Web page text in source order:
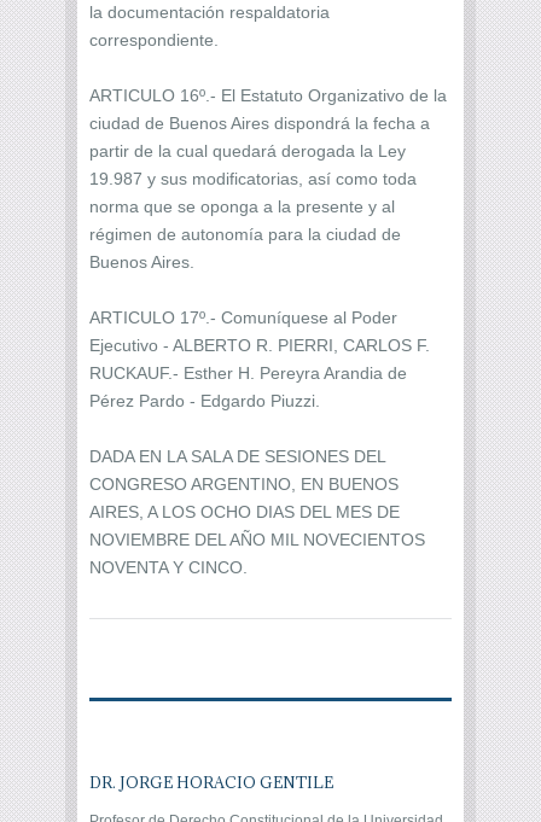
la documentación respaldatoria
correspondiente.
ARTICULO 16º.- El Estatuto Organizativo de la
ciudad de Buenos Aires dispondrá la fecha a
partir de la cual quedará derogada la Ley
19.987 y sus modificatorias, así como toda
norma que se oponga a la presente y al
régimen de autonomía para la ciudad de
Buenos Aires.
ARTICULO 17º.- Comuníquese al Poder
Ejecutivo - ALBERTO R. PIERRI, CARLOS F.
RUCKAUF.- Esther H. Pereyra Arandia de
Pérez Pardo - Edgardo Piuzzi.
DADA EN LA SALA DE SESIONES DEL
CONGRESO ARGENTINO, EN BUENOS
AIRES, A LOS OCHO DIAS DEL MES DE
NOVIEMBRE DEL AÑO MIL NOVECIENTOS
NOVENTA Y CINCO.
DR. JORGE HORACIO GENTILE